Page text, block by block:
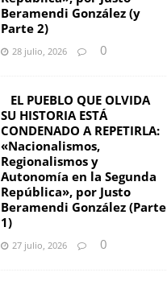
Beramendi González (y
Parte 2)
28 julio, 2026 0
EL PUEBLO QUE OLVIDA
SU HISTORIA ESTÁ
CONDENADO A REPETIRLA:
«Nacionalismos,
Regionalismos y
Autonomía en la Segunda
República», por Justo
Beramendi González (Parte
1)
27 julio, 2026 0